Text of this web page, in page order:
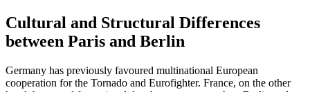
Cultural and Structural Differ­ences
between Paris and Berlin
Germany has previously favoured multi­national European
cooperation for the Tornado and Eurofighter. France, on the other